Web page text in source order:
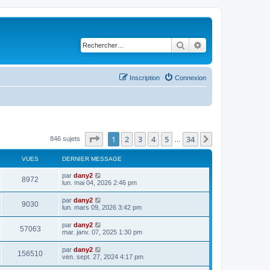
Rechercher
Connexion
Inscription
846 sujets Page sur34
1 2 3 4 5 34
VUES DERNIER MESSAGE
8972
u
s
D
e
i
e
r
m
e
s
s
a
g
e
par dany2
lun. mai 04, 2026 2:46 pm
9030V
u
s
D
e
i
e
r
m
e
s
par dany2
lun. mars 09, 2026 3:42 pm
57063V
u
D
e
i
e
r
par dany2
mar. janv. 07, 2025 1:30 pm
156510V
D
e
par dany2
ven. sept. 27, 2024 4:17 pm